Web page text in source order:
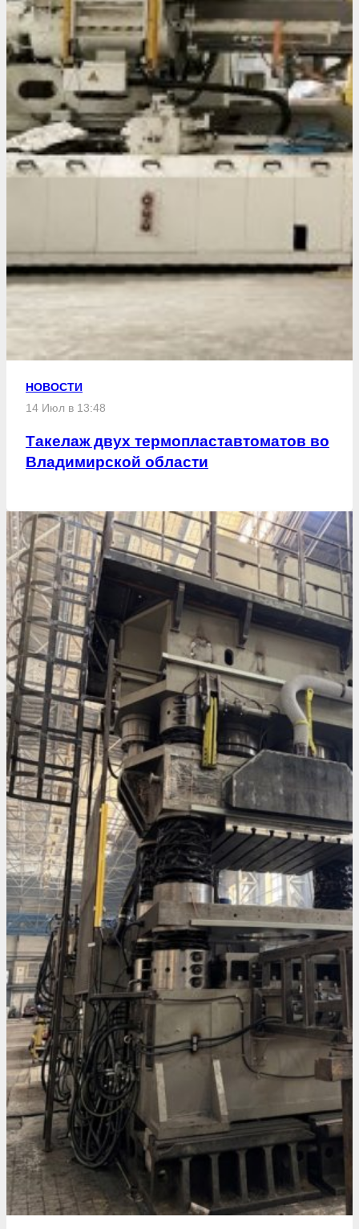
НОВОСТИ
14 Июл в 13:48
Такелаж двух термопластавтоматов во
Владимирской области